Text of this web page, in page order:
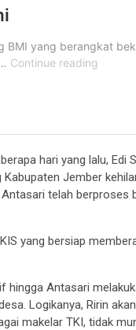
hari yang lalu,
Jember
telah berproses
yang bersiap
hingga Antasari
Logikanya, Ririn
makelar TKI, tidak